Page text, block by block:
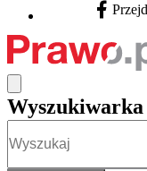
Facebook -
Wyszukiwarka